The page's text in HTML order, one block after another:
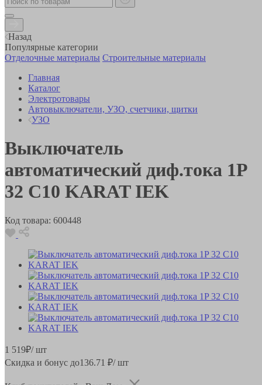
Назад
Популярные категории
Отделочные материалы Строительные материалы
Главная
Каталог
Электротовары
Автовыключатели, УЗО, счетчики, щитки
УЗО
Выключатель
автоматический диф.тока 1P
32 C10 KARAT IEK
Код товара: 600448
1 519₽/ шт
Скидка и бонус до136.71 ₽/ шт